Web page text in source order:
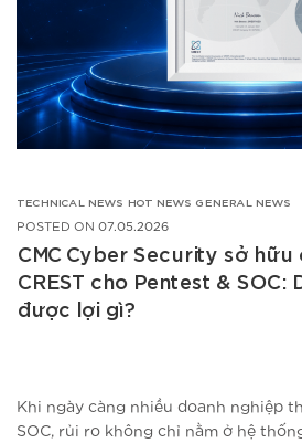
TECHNICAL NEWS HOT NEWS GENERAL NEWS
POSTED ON 07.05.2026
CMC Cyber Security sở hữu
CREST cho Pentest & SOC:
được lợi gì?
Khi ngày càng nhiều doanh nghiệp
SOC, rủi ro không chỉ nằm ở hệ